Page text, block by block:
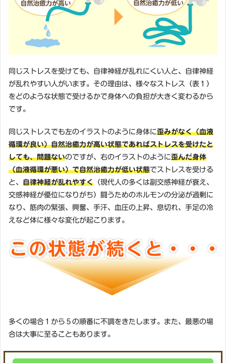
同じストレスを受けても、自律神経が乱れにくい人と、自律神経
が乱れやすい人がいます。その理由は、様々なストレス（表１）
をどのような状態で受けるかで身体への負担が大きく変わるから
です。
同じストレスでも左のイラストのように身体に歪みがなく（血液
循環が良い）自然治癒力が高い状態であればストレスを受けたと
しても、問題ないのですが、右のイラストのように歪んだ身体
（血液循環が悪い）で自然治癒力が低い状態でストレスを受ける
と、 自律神経が乱れやすく （現代人の多くは副交感神経が衰え、
交感神経が優位になりがち）闘うためのホルモンの分泌が過剰に
なり、筋肉の緊張、興奮、手汗、血圧の上昇、息切れ、手足の冷
えなど体に様々な変化が起こります。
多くの場合１から５の順番に不調をきたします。また、最悪の場
合は大事に至ることもあります。